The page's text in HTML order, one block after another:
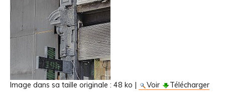
Image dans sa taille originale : 48 ko | Voir Télécharger